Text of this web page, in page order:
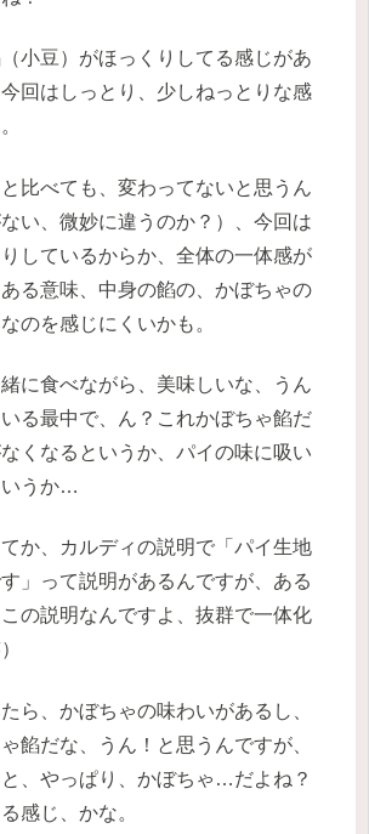
小豆）がほっくりしてる感じがあ
回はしっとり、少しねっとりな感
比べても、変わってないと思うん
い、微妙に違うのか？）、今回は
しているからか、全体の一体感が
る意味、中身の餡の、かぼちゃの
のを感じにくいかも。
緒に食べながら、美味しいな、うん
る最中で、ん？これかぼちゃ餡だ
くなるというか、パイの味に吸い
いうか…
か、カルディの説明で「パイ生地
」って説明があるんですが、ある
の説明なんですよ、抜群で一体化
ら、かぼちゃの味わいがあるし、
餡だな、うん！と思うんですが、
、やっぱり、かぼちゃ…だよね？
感じ、かな。